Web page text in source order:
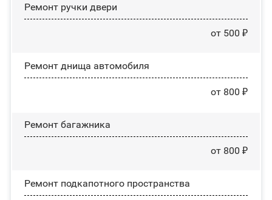
Ремонт ручки двери
от 500 ₽
Ремонт днища автомобиля
от 800 ₽
Ремонт багажника
от 800 ₽
Ремонт подкапотного пространства